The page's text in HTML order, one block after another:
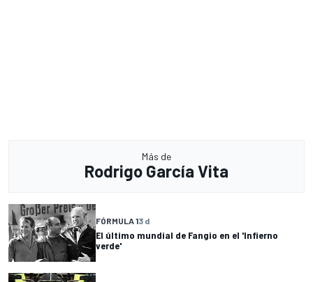
Más de
Rodrigo García Vita
FÓRMULA 13 d
El último mundial de Fangio en el 'Infierno
verde'